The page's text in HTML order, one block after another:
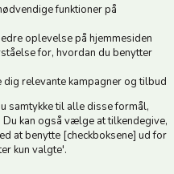
funktioner på
oplevelse på hjemmesiden
for, hvordan du benytter
relevante kampagner og tilbud
samtykke til alle disse formål,
kan også vælge at tilkendegive,
at benytte [checkboksene] ud for
kun valgte'.
12.00-12.30 |
gode tilbud :)